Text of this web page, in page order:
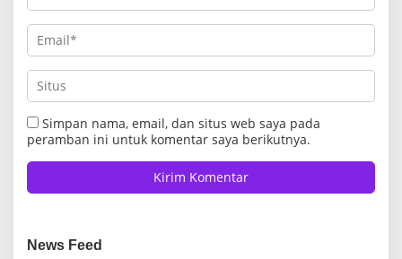
Simpan nama, email, dan situs web saya pada
peramban ini untuk komentar saya berikutnya.
News Feed